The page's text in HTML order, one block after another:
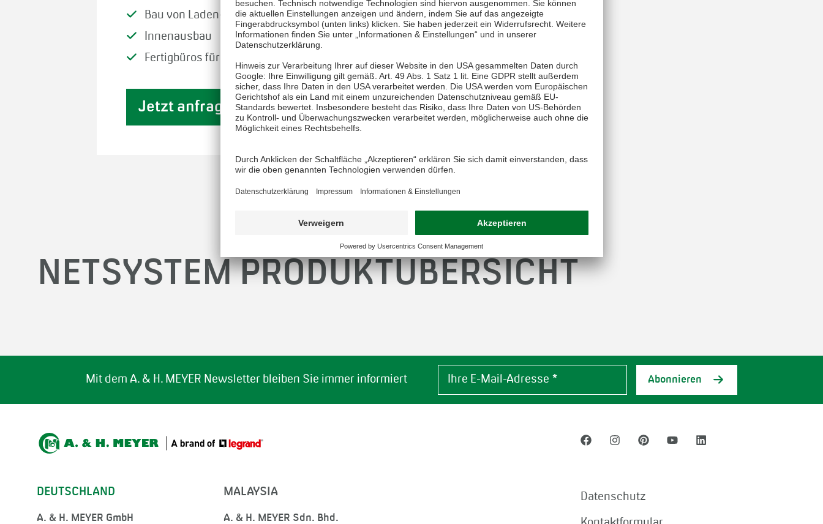
Bau von Laden- und Messeeinrichtungen
Innenausbau
Fertigbüros für Montagehallen
Jetzt anfragen
NETSYSTEM PRODUKTÜBERSICHT
Mit dem A. & H. MEYER Newsletter bleiben Sie immer informiert Abonnieren
DEUTSCHLAND
A. & H. MEYER GmbH
MALAYSIA
A. & H. MEYER Sdn. Bhd.
Datenschutz